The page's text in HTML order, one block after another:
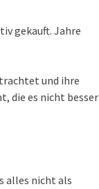
gekauft. Jahre
und ihre
die es nicht besser
alles nicht als